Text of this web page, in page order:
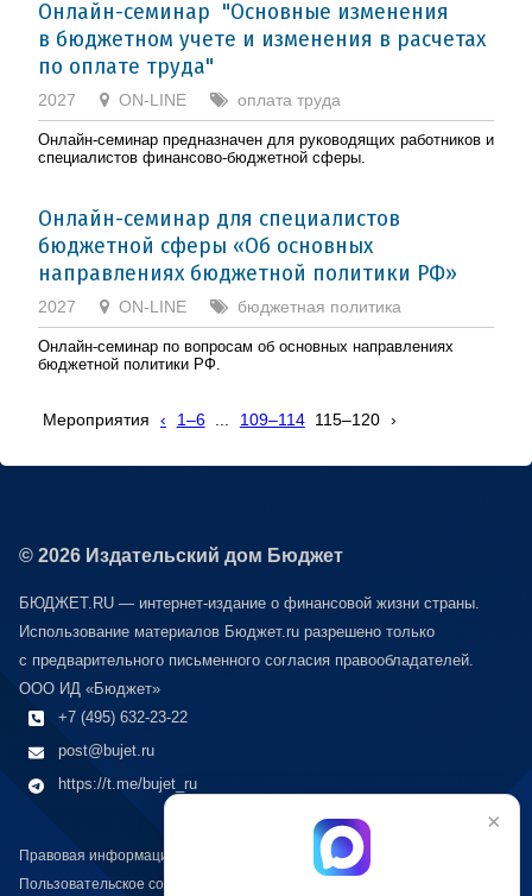
Онлайн-семинар "Основные изменения
в бюджетном учете и изменения в расчетах
по оплате труда"
2027 ON-LINE оплата труда
Онлайн-семинар предназначен для руководящих работников и
специалистов финансово-бюджетной сферы.
Онлайн-семинар для специалистов
бюджетной сферы «Об основных
направлениях бюджетной политики РФ»
2027 ON-LINE бюджетная политика
Онлайн-семинар по вопросам об основных направлениях
бюджетной политики РФ.
Мероприятия ‹ 1–6 109–114 115–120 ›
© 2026 Издательский дом Бюджет
БЮДЖЕТ.RU — интернет-издание о финансовой жизни страны.
Использование материалов Бюджет.ru разрешено только
с предварительного письменного согласия правообладателей.
ООО ИД «Бюджет»
+7 (495) 632-23-22
post@bujet.ru
https://t.me/bujet_ru
Правовая информация
Пользовательское соглашение
×